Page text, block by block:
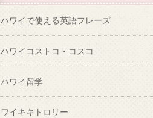
ハワイで使える英語フレーズ
ハワイコストコ・コスコ
ハワイ留学
ワイキキトロリー